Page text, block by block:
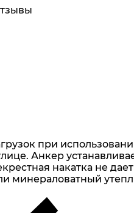
при
Анкер
накатка не
минераловатный